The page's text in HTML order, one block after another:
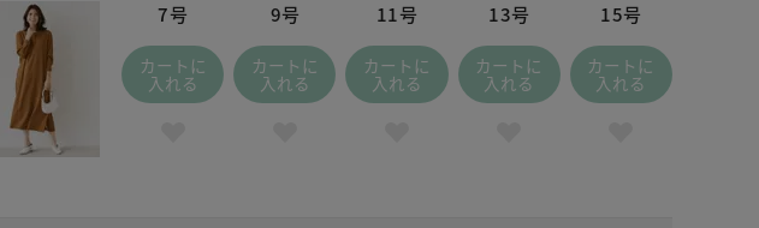
7号
カートに
入れる
9号
カートに
入れる
11号
カートに
入れる
13号
カートに
入れる
15号
カートに
入れる